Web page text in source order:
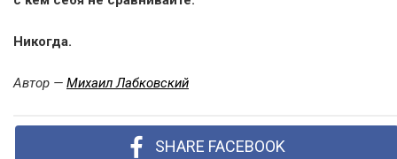
Никогда.
Автор — Михаил Лабковский
SHARE FACEBOOK